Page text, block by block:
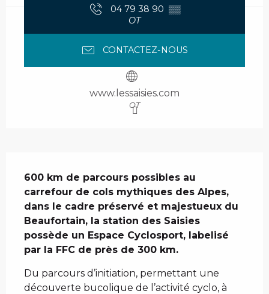
04 79 38 90 ▒▒
OT
CONTACTEZ-NOUS
www.lessaisies.com
OT
600 km de parcours possibles au
carrefour de cols mythiques des Alpes,
dans le cadre préservé et majestueux du
Beaufortain, la station des Saisies
possède un Espace Cyclosport, labelisé
par la FFC de près de 300 km.
Du parcours d’initiation, permettant une
découverte bucolique de l’activité cyclo, à